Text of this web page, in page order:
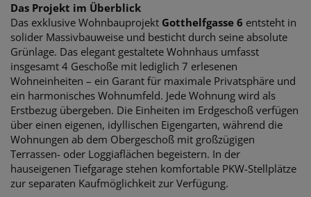
Das Projekt im Überblick
Das exklusive Wohnbauprojekt Gotthelfgasse 6 entsteht in
solider Massivbauweise und besticht durch seine absolute
Grünlage. Das elegant gestaltete Wohnhaus umfasst
insgesamt 4 Geschoße mit lediglich 7 erlesenen
Wohneinheiten – ein Garant für maximale Privatsphäre und
ein harmonisches Wohnumfeld. Jede Wohnung wird als
Erstbezug übergeben. Die Einheiten im Erdgeschoß verfügen
über einen eigenen, idyllischen Eigengarten, während die
Wohnungen ab dem Obergeschoß mit großzügigen
Terrassen- oder Loggiaflächen begeistern. In der
hauseigenen Tiefgarage stehen komfortable PKW-Stellplätze
zur separaten Kaufmöglichkeit zur Verfügung.